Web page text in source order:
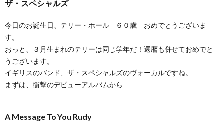
ザ・スペシャルズ
今日のお誕生日、テリー・ホール ６０歳 おめでとうございま
す。
おっと、３月生まれのテリーは同じ学年だ！還暦も併せておめでと
うございます。
イギリスのバンド、ザ・スペシャルズのヴォーカルですね。
まずは、衝撃のデビューアルバムから
A Message To You Rudy